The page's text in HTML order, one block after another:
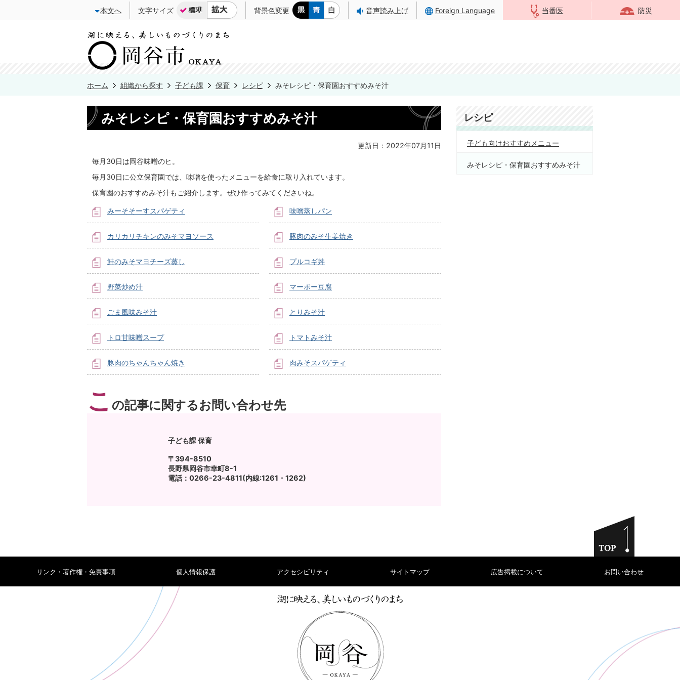
本文へ 文字サイズ 背景色変更 音声読み上げ Foreign Language 当番医 防災
ホーム 組織から探す 子ども課 保育 レシピ みそレシピ・保育園おすすめみそ汁
みそレシピ・保育園おすすめみそ汁
更新日：2022年07月11日
毎月30日は岡谷味噌のヒ。
毎月30日に公立保育園では、味噌を使ったメニューを給食に取り入れています。
保育園のおすすめみそ汁もご紹介します。ぜひ作ってみてくださいね。
みーそそーすスパゲティ 味噌蒸しパン
カリカリチキンのみそマヨソース 豚肉のみそ生姜焼き
鮭のみそマヨチーズ蒸し プルコギ丼
野菜炒め汁 マーボー豆腐
ごま風味みそ汁 とりみそ汁
トロ甘味噌スープ トマトみそ汁
豚肉のちゃんちゃん焼き 肉みそスパゲティ
こ の記事に関するお問い合わせ先
子ども課 保育
〒394-8510
長野県岡谷市幸町8-1
電話：0266-23-4811(内線:1261・1262)
レシピ
子ども向けおすすめメニュー
みそレシピ・保育園おすすめみそ汁
リンク・著作権・免責事項 個人情報保護 アクセシビリティ サイトマップ 広告掲載について お問い合わせ